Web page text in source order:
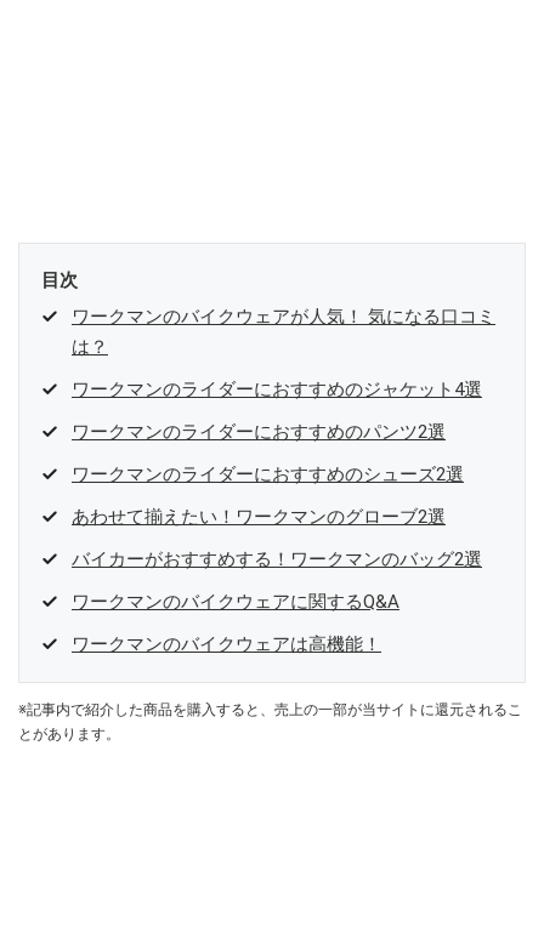
目次
ワークマンのバイクウェアが人気！ 気になる口コミ
は？
ワークマンのライダーにおすすめのジャケット4選
ワークマンのライダーにおすすめのパンツ2選
ワークマンのライダーにおすすめのシューズ2選
あわせて揃えたい！ワークマンのグローブ2選
バイカーがおすすめする！ワークマンのバッグ2選
ワークマンのバイクウェアに関するQ&A
ワークマンのバイクウェアは高機能！
※記事内で紹介した商品を購入すると、売上の一部が当サイトに還元されるこ
とがあります。